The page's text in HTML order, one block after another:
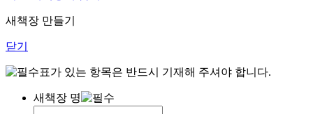
새책장 만들기
닫기
표가 있는 항목은 반드시 기재해 주셔야 합니다.
새책장 명